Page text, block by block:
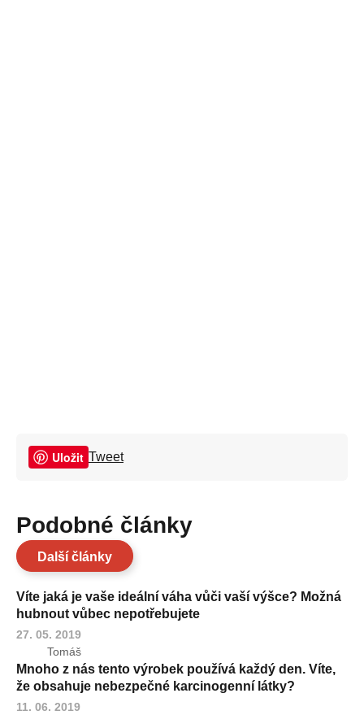
Uložit Tweet
Podobné články
Další články
Víte jaká je vaše ideální váha vůči vaší výšce? Možná
hubnout vůbec nepotřebujete
27. 05. 2019
Tomáš
Mnoho z nás tento výrobek používá každý den. Víte,
že obsahuje nebezpečné karcinogenní látky?
11. 06. 2019